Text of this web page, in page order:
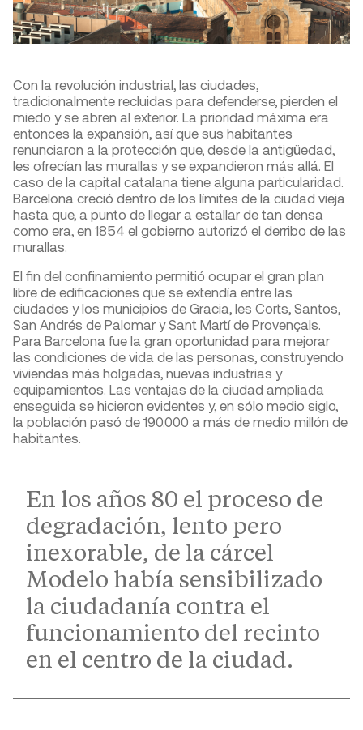
Con la revolución industrial, las ciudades,
tradicionalmente recluidas para defenderse, pierden el
miedo y se abren al exterior. La prioridad máxima era
entonces la expansión, así que sus habitantes
renunciaron a la protección que, desde la antigüedad,
les ofrecían las murallas y se expandieron más allá. El
caso de la capital catalana tiene alguna particularidad.
Barcelona creció dentro de los límites de la ciudad vieja
hasta que, a punto de llegar a estallar de tan densa
como era, en 1854 el gobierno autorizó el derribo de las
murallas.
El fin del confinamiento permitió ocupar el gran plan
libre de edificaciones que se extendía entre las
ciudades y los municipios de Gracia, les Corts, Santos,
San Andrés de Palomar y Sant Martí de Provençals.
Para Barcelona fue la gran oportunidad para mejorar
las condiciones de vida de las personas, construyendo
viviendas más holgadas, nuevas industrias y
equipamientos. Las ventajas de la ciudad ampliada
enseguida se hicieron evidentes y, en sólo medio siglo,
la población pasó de 190.000 a más de medio millón de
habitantes.
En los años 80 el proceso de
degradación, lento pero
inexorable, de la cárcel
Modelo había sensibilizado
la ciudadanía contra el
funcionamiento del recinto
en el centro de la ciudad.